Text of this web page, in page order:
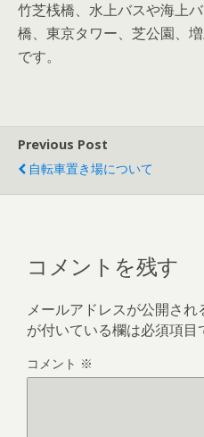
竹芝桟橋、水上バスや海上
橋、東京タワー、芝公園、
です。
Previous Post
自転車置き場について
コメントを残す
メールアドレスが公開され
が付いている欄は必須項目
コメント ※